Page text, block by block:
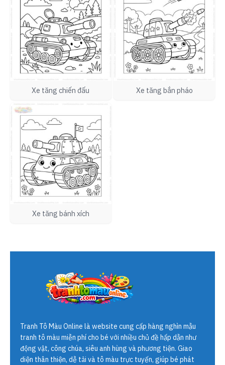
Xe tăng chiến đấu Xe tăng bắn pháo
Xe tăng bánh xích
Tranh Tô Màu Online là website cung cấp hàng nghìn mẫu
tranh tô màu miễn phí cho bé với nhiều chủ đề hấp dẫn như
động vật, công chúa, siêu anh hùng và phương tiện. Giao
diện thân thiện, dễ tải và tô màu trực tuyến, giúp bé phát